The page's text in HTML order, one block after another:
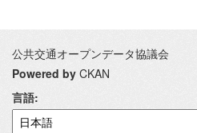
公共交通オープンデータ協議会
Powered by CKAN
言語